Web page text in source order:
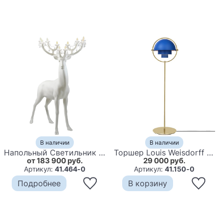
В наличии
Напольный Cветильник Олень Qeeboo SHERWOOD
от 183 900 руб.
Артикул: 41.464-0
Подробнее
В наличии
Торшер Louis Weisdorff Multi-lite floor lamp blue
29 000 руб.
Артикул:41.150-0
В корзину